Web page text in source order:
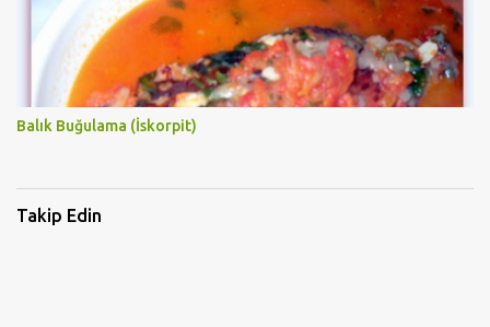
Balık Buğulama (İskorpit)
Takip Edin